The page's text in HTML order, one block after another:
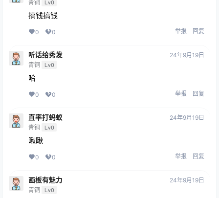
青铜 Lv0
搞钱搞钱
0 0 举报 回复
听话给秀发
青铜 Lv0
24年9月19日
哈
0 0 举报 回复
直率打蚂蚁
青铜 Lv0
24年9月19日
瞅瞅
0 0 举报 回复
画板有魅力
青铜 Lv0
24年9月19日